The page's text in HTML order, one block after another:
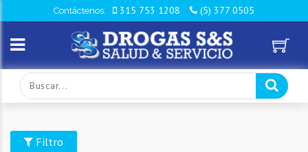
Contáctenos: 315 753 1208 (5) 377 0505
Filtro